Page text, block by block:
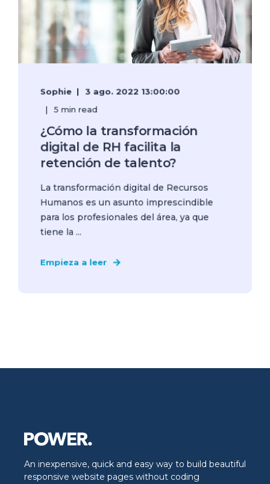
Sophie 3 ago. 2022 13:00:00
5 min read
¿Cómo la transformación
digital de RH facilita la
retención de talento?
La transformación digital de Recursos
Humanos es un asunto imprescindible
para los profesionales del área, ya que
tiene la ...
Empieza a leer
An inexpensive, quick and easy way to build beautiful
responsive website pages without coding